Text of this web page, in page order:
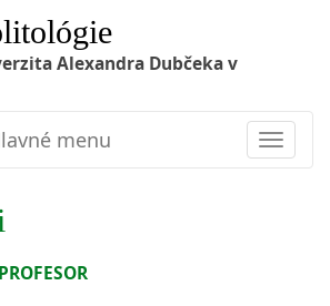
Alexandra Dubčeka v
Toggle
menu